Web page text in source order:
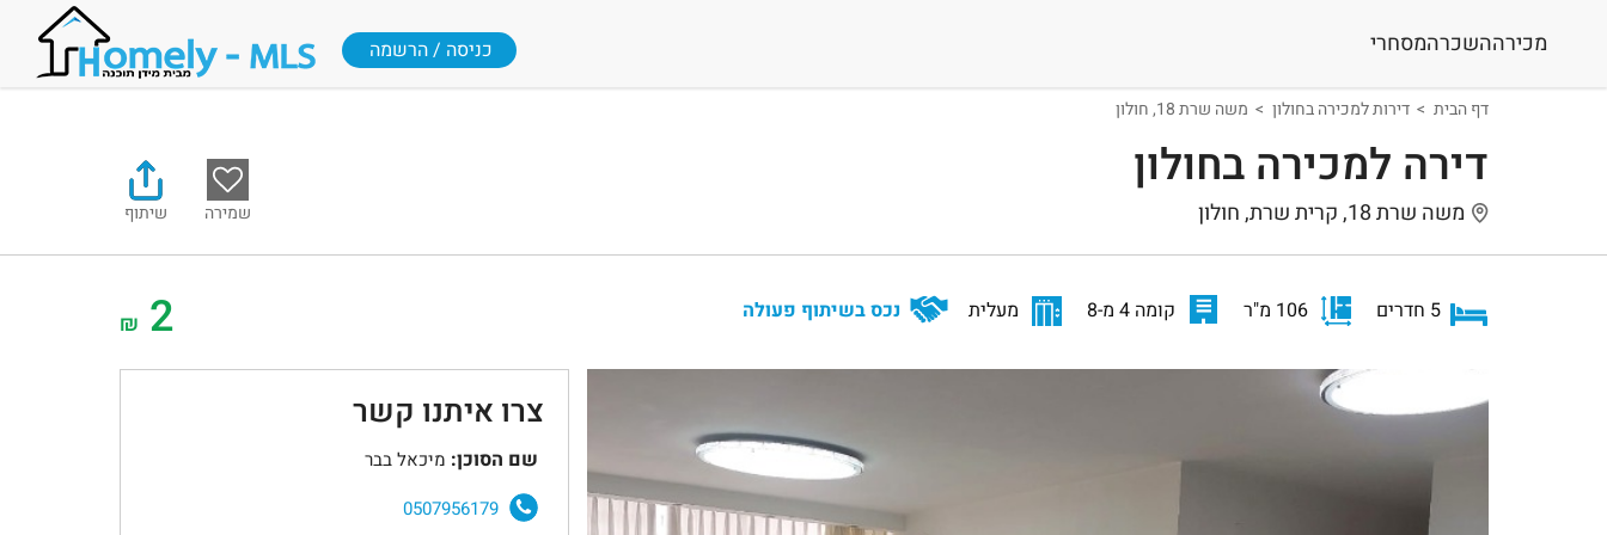
מכירההשכרהמסחרי כניסה / הרשמה
דף הבית דירות למכירה בחולון משה שרת 18, חולון
דירה למכירה בחולון
משה שרת 18, קרית שרת, חולון שמירה שיתוף
2
₪ 5 חדרים 106 מ"ר קומה 4 מ-8 מעלית נכס בשיתוף פעולה
צרו איתנו קשר
שם הסוכן: מיכאל בבר
0507956179